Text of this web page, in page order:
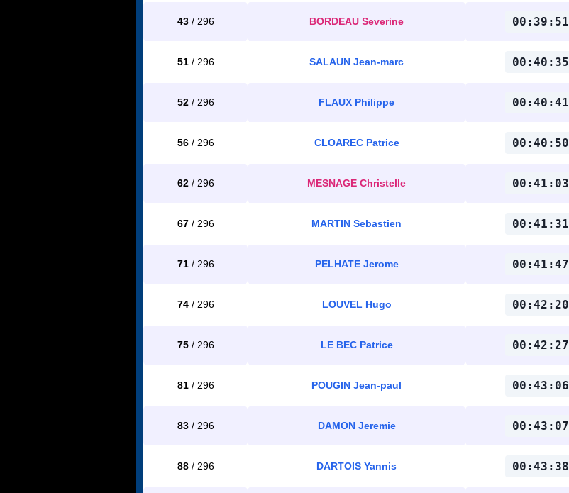
43/ 296 BORDEAU Severine 00:39:51
51/ 296 SALAUN Jean-marc 00:40:35
52/ 296 FLAUX Philippe 00:40:41
56/ 296 CLOAREC Patrice 00:40:50
62/ 296 MESNAGE Christelle 00:41:03
67/ 296 MARTIN Sebastien 00:41:31
71/ 296 PELHATE Jerome 00:41:47
74/ 296 LOUVEL Hugo 00:42:20
75/ 296 LE BEC Patrice 00:42:27
81/ 296 POUGIN Jean-paul 00:43:06
83/ 296 DAMON Jeremie 00:43:07
88/ 296 DARTOIS Yannis 00:43:38